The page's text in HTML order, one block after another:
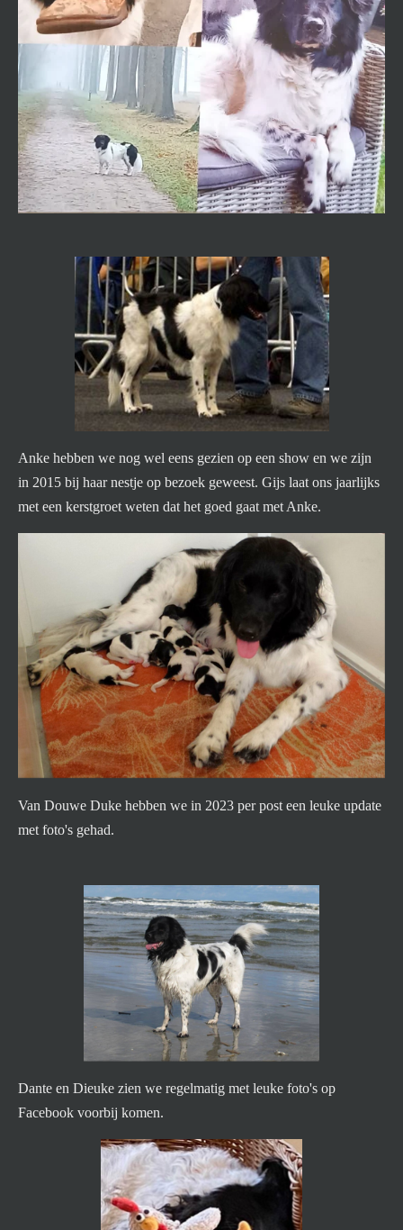
Anke hebben we nog wel eens gezien op een show en we zijn
in 2015 bij haar nestje op bezoek geweest. Gijs laat ons jaarlijks
met een kerstgroet weten dat het goed gaat met Anke.
Van Douwe Duke hebben we in 2023 per post een leuke update
met foto's gehad.
Dante en Dieuke zien we regelmatig met leuke foto's op
Facebook voorbij komen.